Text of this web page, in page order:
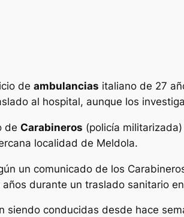
de ambulancias italiano de 27
al hospital, aunque los
de Carabineros (policía
localidad de Meldola.
un comunicado de los
durante un traslado sanitario
siendo conducidas desde hace